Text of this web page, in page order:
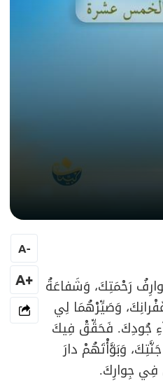
رَحْمَتِكَ، وَشَفاعَةُ
وَصَيِّرْهُمَا لِي
جُودِكَ. فَحَقِّقْ فِيكَ
وَبَوَّأْتَهُمْ دارَ
فِي جِوارِكَ.
-
A
+A